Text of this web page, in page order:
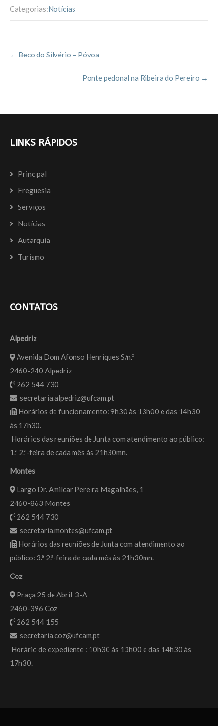
e
o
itt ai
Categorias:Notícias
navigation
← Beco do Silvério – Póvoa
Ponte pedonal na Ribeira do Pereiro →
LINKS RÁPIDOS
Principal
Freguesia
Serviços
Notícias
Autarquia
Turismo
CONTATOS
Alpedriz
Avenida Dom Afonso Henriques S/n.º
2460-240 Alpedriz
262 544 730
secretaria.alpedriz@ufcam.pt
Horários de funcionamento: 9h30 às 13h00 e das 14h30
às 17h30.
Horários das reuniões de Junta com atendimento ao público:
1.ª 2.ª-feira de cada mês às 21h30mn.
Montes
Largo Dr. Amilcar Pereira Magalhães, 1
2460-863 Montes
262 544 730
secretaria.montes@ufcam.pt
Horários das reuniões de Junta com atendimento ao
público: 3.ª 2.ª-feira de cada mês às 21h30mn.
Coz
Praça 25 de Abril, 3-A
2460-396 Coz
262 544 155
secretaria.coz@ufcam.pt
Horário de expediente : 10h30 às 13h00 e das 14h30 às
17h30.